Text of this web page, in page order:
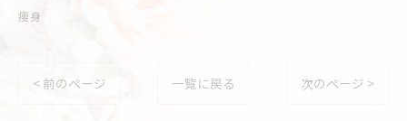
痩身
< 前のページ 一覧に戻る 次のページ >